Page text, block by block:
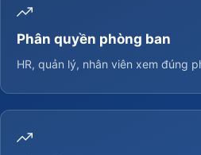
Phân quyền phòng ban
HR, quản lý, nhân viên xem đúng